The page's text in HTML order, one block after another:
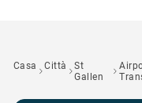
Casa Città
St
Gallen